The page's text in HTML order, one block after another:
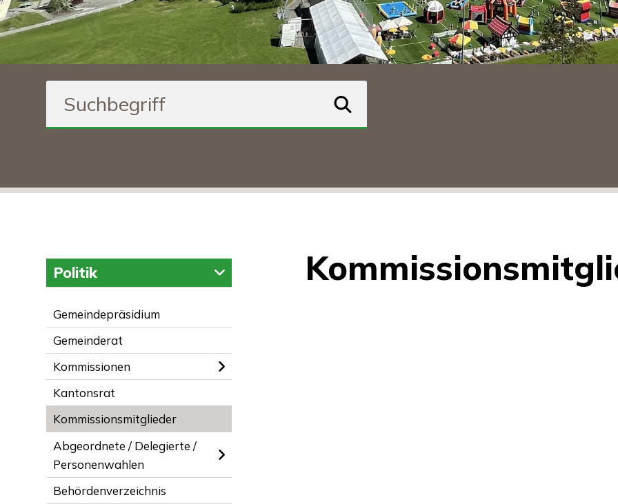
suchen
Inhaltsnavigation
Politik
Gemeindepräsidium
Gemeinderat
Kommissionen
Kantonsrat
Kommissionsmitglieder
Abgeordnete / Delegierte /
Personenwahlen
Behördenverzeichnis